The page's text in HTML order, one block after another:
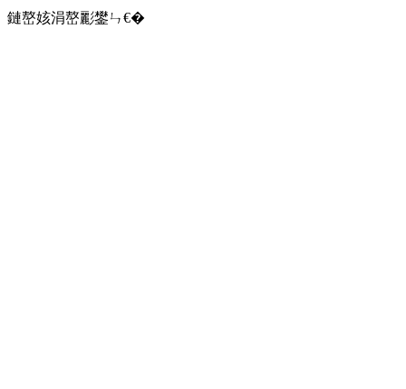
鏈嶅姟涓嶅彲鐢ㄣ€�